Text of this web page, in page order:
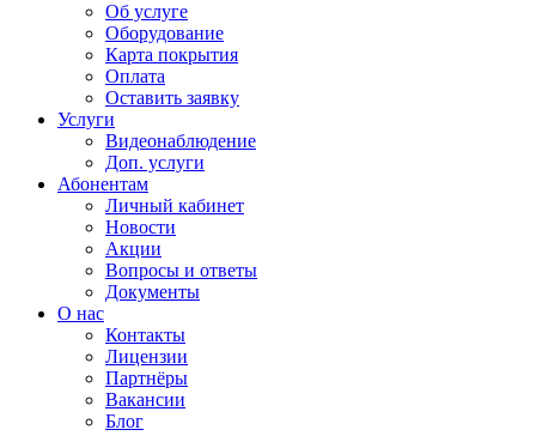
Об услуге
Оборудование
Карта покрытия
Оплата
Оставить заявку
Услуги
Видеонаблюдение
Доп. услуги
Абонентам
Личный кабинет
Новости
Акции
Вопросы и ответы
Документы
О нас
Контакты
Лицензии
Партнёры
Вакансии
Блог